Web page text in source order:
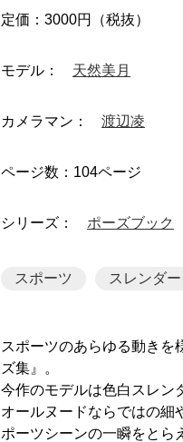
定価：3000円（税抜）
モデル： 天然美月
カメラマン： 渡辺凌
ページ数：104ページ
シリーズ： ポーズブック
スポーツ スレンダー
スポーツのあらゆる動きを
ズ集』。
今作のモデルは色白スレン
オールヌードならではの細
ポーツシーンの一瞬をとら